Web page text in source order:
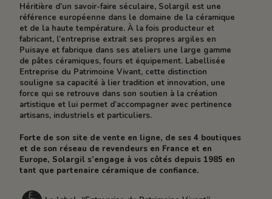
Héritière d’un savoir-faire séculaire, Solargil est une
référence européenne dans le domaine de la céramique
et de la haute température. À la fois producteur et
fabricant, l’entreprise extrait ses propres argiles en
Puisaye et fabrique dans ses ateliers une large gamme
de pâtes céramiques, fours et équipement. Labellisée
Entreprise du Patrimoine Vivant, cette distinction
souligne sa capacité à lier tradition et innovation, une
force qui se retrouve dans son soutien à la création
artistique et lui permet d’accompagner avec pertinence
artisans, industriels et particuliers.
Forte de son site de vente en ligne, de ses 4 boutiques
et de son réseau de revendeurs en France et en
Europe, Solargil s’engage à vos côtés depuis 1985 en
tant que partenaire céramique de confiance.